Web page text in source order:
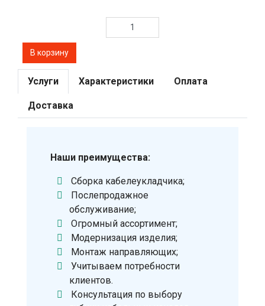
Услуги Характеристики Оплата
Доставка
Наши преимущества:
Сборка кабелеукладчика;
Послепродажное
обслуживание;
Огромный ассортимент;
Модернизация изделия;
Монтаж направляющих;
Учитываем потребности
клиентов.
Консультация по выбору